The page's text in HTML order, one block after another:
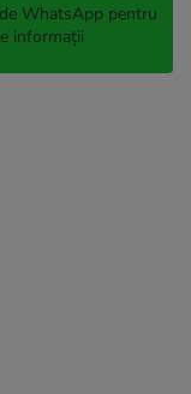
WhatsApp pentru
informații